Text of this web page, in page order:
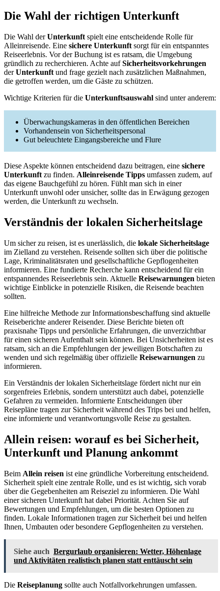
Die Wahl der richtigen Unterkunft
Die Wahl derUnterkunft spielt eine entscheidende Rolle für
Alleinreisende. Eine sichere Unterkunft sorgt für ein entspanntes
Reiseerlebnis. Vor der Buchung ist es ratsam, die Umgebung
gründlich zu recherchieren. Achte aufSicherheitsvorkehrungen
derUnterkunft und frage gezielt nach zusätzlichen Maßnahmen,
die getroffen werden, um die Gäste zu schützen.
Wichtige Kriterien für die Unterkunftsauswahl sind unter anderem:
Überwachungskameras in den öffentlichen Bereichen
Vorhandensein von Sicherheitspersonal
Gut beleuchtete Eingangsbereiche und Flure
Diese Aspekte können entscheidend dazu beitragen, eine sichere
Unterkunft zu finden. Alleinreisende Tipps umfassen zudem, auf
das eigene Bauchgefühl zu hören. Fühlt man sich in einer
Unterkunft unwohl oder unsicher, sollte das in Erwägung gezogen
werden, die Unterkunft zu wechseln.
Verständnis der lokalen Sicherheitslage
Um sicher zu reisen, ist es unerlässlich, die lokale Sicherheitslage
im Zielland zu verstehen. Reisende sollten sich über die politische
Lage, Kriminalitätsraten und gesellschaftliche Gepflogenheiten
informieren. Eine fundierte Recherche kann entscheidend für ein
entspannendes Reiseerlebnis sein. Aktuelle Reisewarnungen bieten
wichtige Einblicke in potenzielle Risiken, die Reisende beachten
sollten.
Eine hilfreiche Methode zur Informationsbeschaffung sind aktuelle
Reiseberichte anderer Reisender. Diese Berichte bieten oft
praxisnahe Tipps und persönliche Erfahrungen, die unverzichtbar
für einen sicheren Aufenthalt sein können. Bei Unsicherheiten ist es
ratsam, sich an die Empfehlungen der jeweiligen Botschaften zu
wenden und sich regelmäßig über offizielle Reisewarnungen zu
informieren.
Ein Verständnis der lokalen Sicherheitslage fördert nicht nur ein
sorgenfreies Erlebnis, sondern unterstützt auch dabei, potenzielle
Gefahren zu vermeiden. Informierte Entscheidungen über
Reisepläne tragen zur Sicherheit während des Trips bei und helfen,
eine informierte und verantwortungsvolle Reise zu gestalten.
Allein reisen: worauf es bei Sicherheit,
Unterkunft und Planung ankommt
Beim Allein reisen ist eine gründliche Vorbereitung entscheidend.
Sicherheit spielt eine zentrale Rolle, und es ist wichtig, sich vorab
über die Gegebenheiten am Reiseziel zu informieren. Die Wahl
einer sicheren Unterkunft hat dabei Priorität. Achten Sie auf
Bewertungen und Empfehlungen, um die besten Optionen zu
finden. Lokale Informationen tragen zur Sicherheit bei und helfen
Ihnen, Umbauten oder besondere Gepflogenheiten zu verstehen.
Siehe auch Bergurlaub organisieren: Wetter, Höhenlage
und Aktivitäten realistisch planen statt enttäuscht sein
Die Reiseplanung sollte auch Notfallvorkehrungen umfassen.